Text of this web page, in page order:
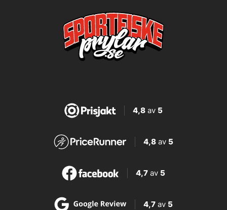
4,8av 5
4,8 av 5
4,7 av 5
4,7 av 5